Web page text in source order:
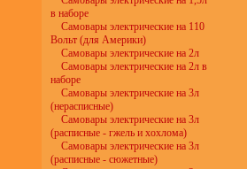
в наборе
Самовары электрические на 110
Вольт (для Америки)
Самовары электрические на 2л
Самовары электрические на 2л в
наборе
Самовары электрические на 3л
(нерасписные)
Самовары электрические на 3л
(расписные - гжель и хохлома)
Самовары электрические на 3л
(расписные - сюжетные)